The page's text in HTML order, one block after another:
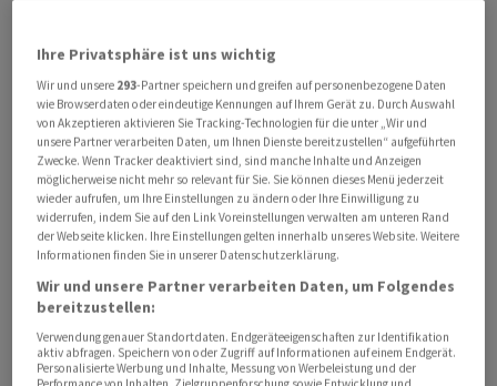
«Wir investieren nicht, wir stellen nicht einmal zehn
Cent bereit», sagte Trump am Mittwoch am ‌Rande des
G7-Gipfels in Frankreich. Eine mit der Angelegenheit
vertraute Person hatte ‌der Nachrichtenagentur
Reuters gesagt, dass im Rahmen eines ​geplanten
Abkommens zwischen den USA und dem Iran ein
privater Investitionsfonds von 300 Milliarden Dollar für
den Wiederaufbau des Landes vorgesehen sei. Mehr als
die Hälfte dieser Summe sei zugesagt, hiess es. Der
Fonds solle beiden Seiten einen wirtschaftlichen Anreiz
bieten, ein endgültiges Abkommen zu schliessen.
Ihre Privatsphäre ist uns wichtig
Wir und unsere 293-Partner speichern und greifen auf personenbezogene Daten
wie Browserdaten oder eindeutige Kennungen auf Ihrem Gerät zu. Durch Auswahl
von Akzeptieren aktivieren Sie Tracking-Technologien für die unter „Wir und
unsere Partner verarbeiten Daten, um Ihnen Dienste bereitzustellen“ aufgeführten
Zwecke. Wenn Tracker deaktiviert sind, sind manche Inhalte und Anzeigen
möglicherweise nicht mehr so relevant für Sie. Sie können dieses Menü jederzeit
wieder aufrufen, um Ihre Einstellungen zu ändern oder Ihre Einwilligung zu
widerrufen, indem Sie auf den Link Voreinstellungen verwalten am unteren Rand
der Webseite klicken. Ihre Einstellungen gelten innerhalb unseres Website. Weitere
Informationen finden Sie in unserer Datenschutzerklärung.
Wir und unsere Partner verarbeiten Daten, um Folgendes
bereitzustellen:
Verwendung genauer Standortdaten. Endgeräteeigenschaften zur Identifikation
aktiv abfragen. Speichern von oder Zugriff auf Informationen auf einem Endgerät.
Personalisierte Werbung und Inhalte, Messung von Werbeleistung und der